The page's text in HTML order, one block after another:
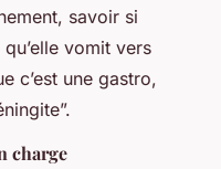
savoir si
vomit vers
c’est une gastro,
charge